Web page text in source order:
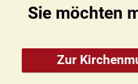
Sie möchten
Zur